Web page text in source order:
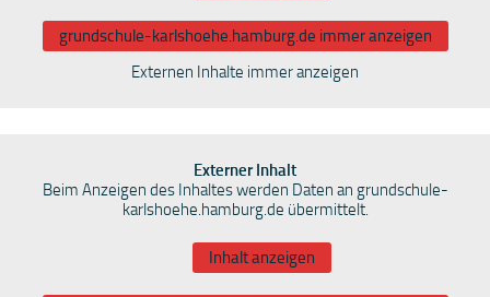
grundschule-karlshoehe.hamburg.de immer anzeigen
Externen Inhalte immer anzeigen
Externer Inhalt
Beim Anzeigen des Inhaltes werden Daten an grundschule-
karlshoehe.hamburg.de übermittelt.
Inhalt anzeigen